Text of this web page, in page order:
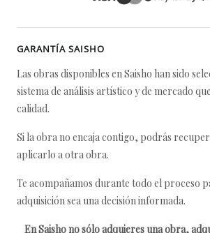
GARANTÍA SAISHO
Las obras disponibles en Saisho han sido
sistema de análisis artístico y de mercado
calidad.
Si la obra no encaja contigo, podrás
aplicarlo a otra obra.
Te acompañamos durante todo el proceso
adquisición sea una decisión informada.
En Saisho no sólo adquieres una obra,